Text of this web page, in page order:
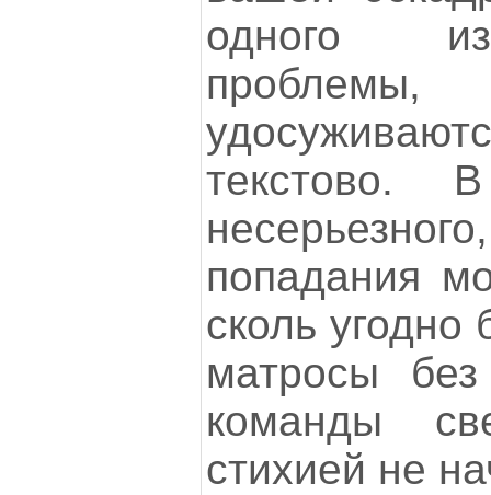
одного
текстово.
попадания
сколь угодно
матросы без
команды
стихией не